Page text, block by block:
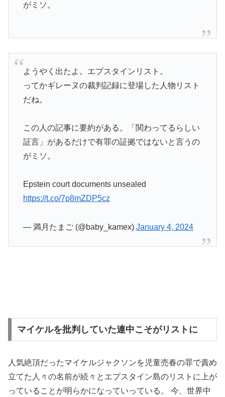
がミソ。
ようやく出たよ。エプスタインリスト。
ってかギレーヌの裁判記録に登場した人物リスト
だね。
この人の記事に要約がある。「関わってるらしい
証言」があるだけで有罪の証拠ではないと言うの
がミソ。
Epstein court documents unsealed
https://t.co/7p8mZDP5cz
— 満月たまご (@baby_kamex) January 4, 2024
マイケルを批判していた連中こそがリストに
人気絶頂だったマイケルジャクソンを児童売春の罪で責め
立てた人々の名前が続々とエプスタイン島のリストに上が
っていることが明らかになっていっている。 今、世界中